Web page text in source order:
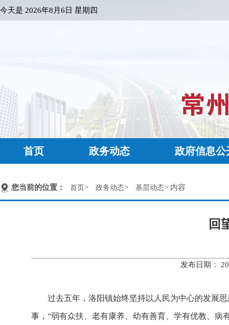
今天是 2026年8月6日 星期四
首页 政务动态 政府信息公
您当前的位置： 首页> 政务动态> 基层动态> 内容
回
发布日期：
过去五年，洛阳镇始终坚持以人民为中心的发展
事，“弱有众扶、老有康养、幼有善育、学有优教、